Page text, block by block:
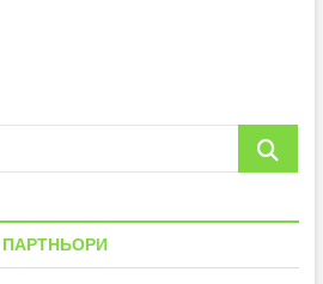
Search
ПАРТНЬОРИ